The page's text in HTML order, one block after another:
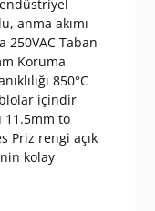
anma akımı
250VAC Taban
Koruma
850°C
içindir
11.5mm to
Priz rengi açık
kolay